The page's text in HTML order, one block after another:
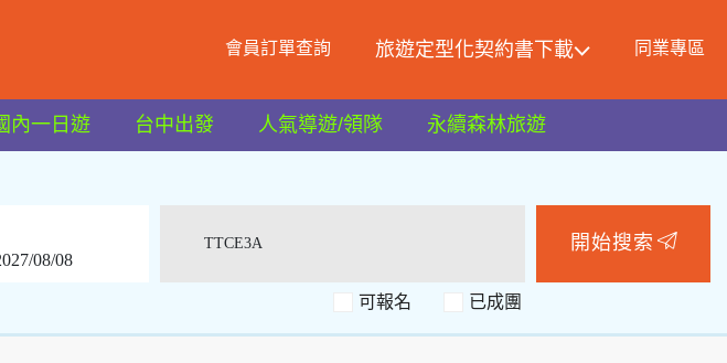
會員訂單查詢 旅遊定型化契約書下載 同業專區
內一日遊 台中出發 人氣導遊/領隊 永續森林旅遊
可報名
開始搜索